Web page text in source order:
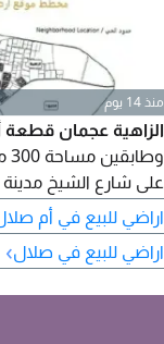
منذ 14 يوم
الزاهية عجمان
الرسوم
اراضي للبيع في أم
اراضي للبيع في صلال›